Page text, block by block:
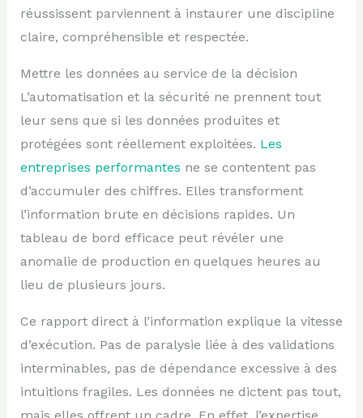
réussissent parviennent à instaurer une discipline
claire, compréhensible et respectée.
Mettre les données au service de la décision
L’automatisation et la sécurité ne prennent tout
leur sens que si les données produites et
protégées sont réellement exploitées. Les
entreprises performantes ne se contentent pas
d’accumuler des chiffres. Elles transforment
l’information brute en décisions rapides. Un
tableau de bord efficace peut révéler une
anomalie de production en quelques heures au
lieu de plusieurs jours.
Ce rapport direct à l’information explique la vitesse
d’exécution. Pas de paralysie liée à des validations
interminables, pas de dépendance excessive à des
intuitions fragiles. Les données ne dictent pas tout,